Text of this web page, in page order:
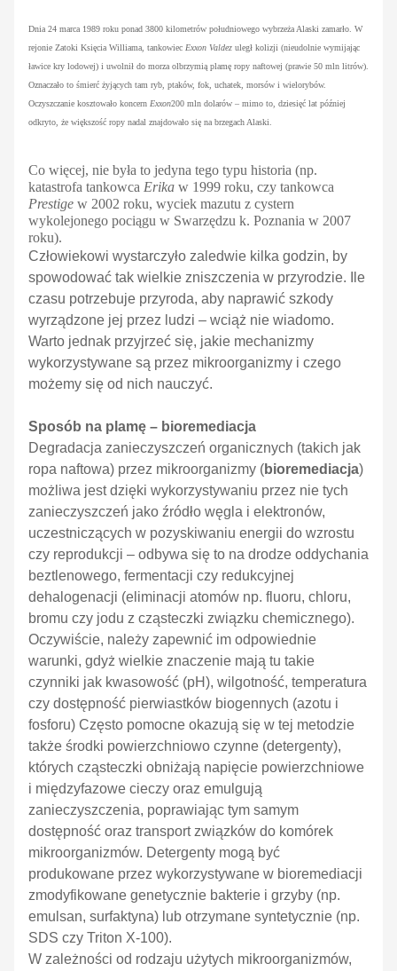
Dnia 24 marca 1989 roku ponad 3800 kilometrów południowego wybrzeża Alaski zamarło. W
rejonie Zatoki Księcia Williama, tankowiec Exxon Valdez uległ kolizji (nieudolnie wymijając
ławice kry lodowej) i uwolnił do morza olbrzymią plamę ropy naftowej (prawie 50 mln litrów).
Oznaczało to śmierć żyjących tam ryb, ptaków, fok, uchatek, morsów i wielorybów.
Oczyszczanie kosztowało koncern Exxon200 mln dolarów – mimo to, dziesięć lat później
odkryto, że większość ropy nadal znajdowało się na brzegach Alaski.
Co więcej, nie była to jedyna tego typu historia (np.
katastrofa tankowca Erika w 1999 roku, czy tankowca
Prestige w 2002 roku, wyciek mazutu z cystern
wykolejonego pociągu w Swarzędzu k. Poznania w 2007
roku).
Człowiekowi wystarczyło zaledwie kilka godzin, by
spowodować tak wielkie zniszczenia w przyrodzie. Ile
czasu potrzebuje przyroda, aby naprawić szkody
wyrządzone jej przez ludzi – wciąż nie wiadomo.
Warto jednak przyjrzeć się, jakie mechanizmy
wykorzystywane są przez mikroorganizmy i czego
możemy się od nich nauczyć.
Sposób na plamę – bioremediacja
Degradacja zanieczyszczeń organicznych (takich jak
ropa naftowa) przez mikroorganizmy (bioremediacja)
możliwa jest dzięki wykorzystywaniu przez nie tych
zanieczyszczeń jako źródło węgla i elektronów,
uczestniczących w pozyskiwaniu energii do wzrostu
czy reprodukcji – odbywa się to na drodze oddychania
beztlenowego, fermentacji czy redukcyjnej
dehalogenacji (eliminacji atomów np. fluoru, chloru,
bromu czy jodu z cząsteczki związku chemicznego).
Oczywiście, należy zapewnić im odpowiednie
warunki, gdyż wielkie znaczenie mają tu takie
czynniki jak kwasowość (pH), wilgotność, temperatura
czy dostępność pierwiastków biogennych (azotu i
fosforu) Często pomocne okazują się w tej metodzie
także środki powierzchniowo czynne (detergenty),
których cząsteczki obniżają napięcie powierzchniowe
i międzyfazowe cieczy oraz emulgują
zanieczyszczenia, poprawiając tym samym
dostępność oraz transport związków do komórek
mikroorganizmów. Detergenty mogą być
produkowane przez wykorzystywane w bioremediacji
zmodyfikowane genetycznie bakterie i grzyby (np.
emulsan, surfaktyna) lub otrzymane syntetycznie (np.
SDS czy Triton X-100).
W zależności od rodzaju użytych mikroorganizmów,